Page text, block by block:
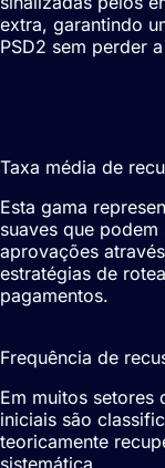
extra, garantindo
PSD2 sem perder
Taxa média de
Esta gama
suaves que
aprovações
estratégias de
pagamentos.
Frequência de
Em muitos setores
iniciais são
teoricamente
sistemática.